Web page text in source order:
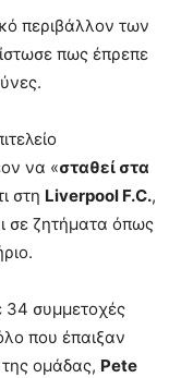
περιβάλλον των
πως έπρεπε
να «σταθεί στα
στη Liverpool F.C.,
σε ζητήματα όπως
34 συμμετοχές
που έπαιξαν
ομάδας, Pete